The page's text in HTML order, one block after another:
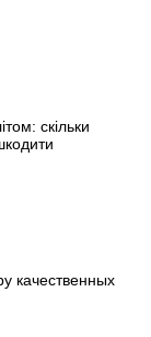
скільки
качественных